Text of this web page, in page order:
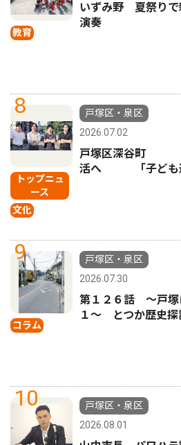
教育
いずみ野 夏祭り
演奏
8
トップニュ
ース
文化
戸塚区・泉区
2026.07.02
戸塚区深谷町
活へ 「子ども達
9
コラム
戸塚区・泉区
2026.07.30
第１２６話 〜戸塚
１〜 とつか歴史探
10
戸塚区・泉区
2026.08.01